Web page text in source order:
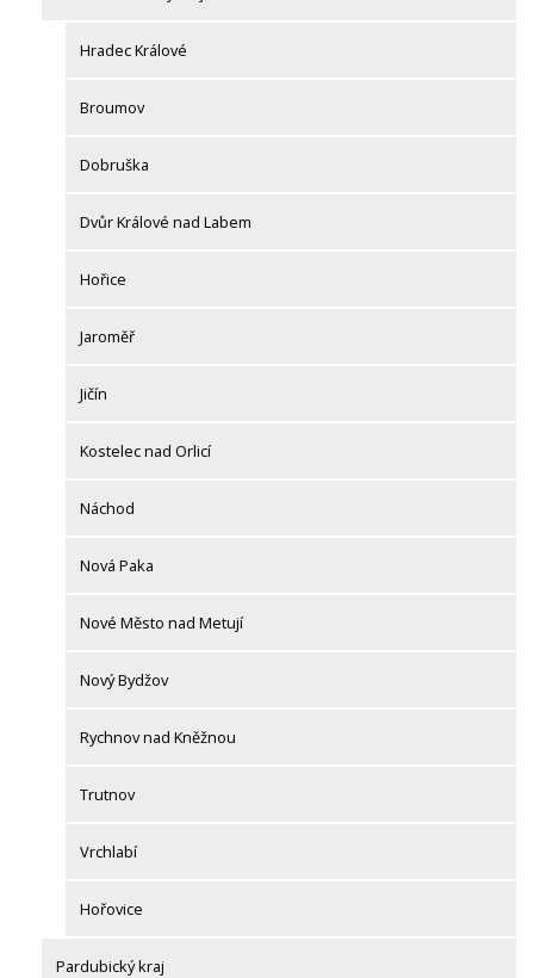
Hradec Králové
Broumov
Dobruška
Dvůr Králové nad Labem
Hořice
Jaroměř
Jičín
Kostelec nad Orlicí
Náchod
Nová Paka
Nové Město nad Metují
Nový Bydžov
Rychnov nad Kněžnou
Trutnov
Vrchlabí
Hořovice
Pardubický kraj